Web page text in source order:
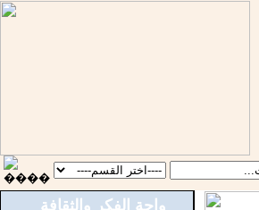
واحة الفكر والثقافة